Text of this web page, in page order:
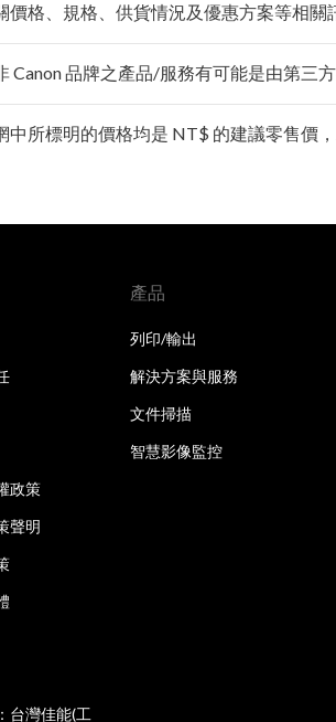
價格、規格、供貨情況及優惠方案等相關
Canon 品牌之產品/服務有可能是由第三
中所標明的價格均是 NT$ 的建議零售價
政策
聲明
台灣佳能(工
產品
列印/輸出
解決方案與服務
文件掃描
智慧影像監控